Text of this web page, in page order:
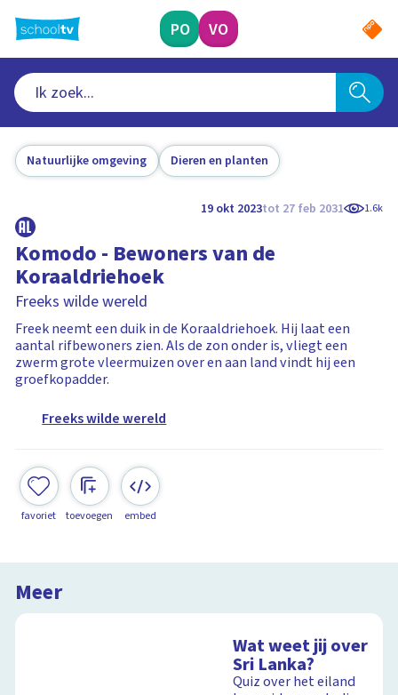
naar
hoofdinhoud
PO VO
Natuurlijke omgeving Dieren en planten
19 okt 2023tot 27 feb 2031 1.6k
Komodo - Bewoners van de
Koraaldriehoek
Freeks wilde wereld
Freek neemt een duik in de Koraaldriehoek. Hij laat een
aantal rifbewoners zien. Als de zon onder is, vliegt een
zwerm grote vleermuizen over en aan land vindt hij een
groefkopadder.
Freeks wilde wereld
favoriet toevoegen embed
Meer
Wat weet jij over
Sri Lanka?
Quiz over het eiland